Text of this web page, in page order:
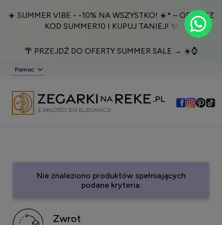
☀️ SUMMER VIBE • -10% NA WSZYSTKO! ☀️* – ODBIERZ
KOD SUMMER10 I KUPUJ TANIEJ! ✨
🌴 PRZEJDŹ DO OFERTY SUMMER SALE → ☀️⌚️
Pomoc
Nie znaleziono produktów spełniających
podane kryteria.
Zwrot